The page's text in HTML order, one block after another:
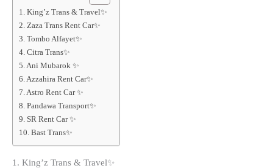
1. King’z Trans & Travel✨
2. Zaza Trans Rent Car✨
3. Tombo Alfayet✨
4. Citra Trans✨
5. Ani Mubarok ✨
6. Azzahira Rent Car✨
7. Astro Rent Car ✨
8. Pandawa Transport✨
9. SR Rent Car ✨
10. Bast Trans✨
1. King’z Trans & Travel✨